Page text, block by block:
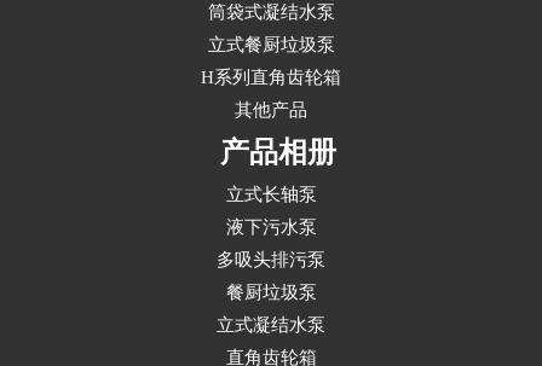
筒袋式凝结水泵
立式餐厨垃圾泵
H系列直角齿轮箱
其他产品
产品相册
立式长轴泵
液下污水泵
多吸头排污泵
餐厨垃圾泵
立式凝结水泵
直角齿轮箱